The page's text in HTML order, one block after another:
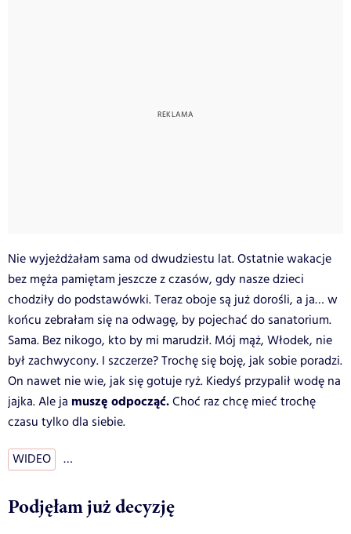
Nie wyjeżdżałam sama od dwudziestu lat. Ostatnie wakacje
bez męża pamiętam jeszcze z czasów, gdy nasze dzieci
chodziły do podstawówki. Teraz oboje są już dorośli, a ja… w
końcu zebrałam się na odwagę, by pojechać do sanatorium.
Sama. Bez nikogo, kto by mi marudził. Mój mąż, Włodek, nie
był zachwycony. I szczerze? Trochę się boję, jak sobie poradzi.
On nawet nie wie, jak się gotuje ryż. Kiedyś przypalił wodę na
jajka. Ale ja muszę odpocząć.Choć raz chcę mieć trochę
czasu tylko dla siebie.
WIDEO …
Podjęłam już decyzję